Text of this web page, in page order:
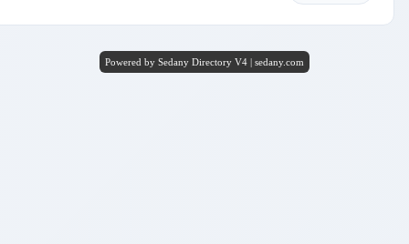
Powered by Sedany Directory V4 | sedany.com